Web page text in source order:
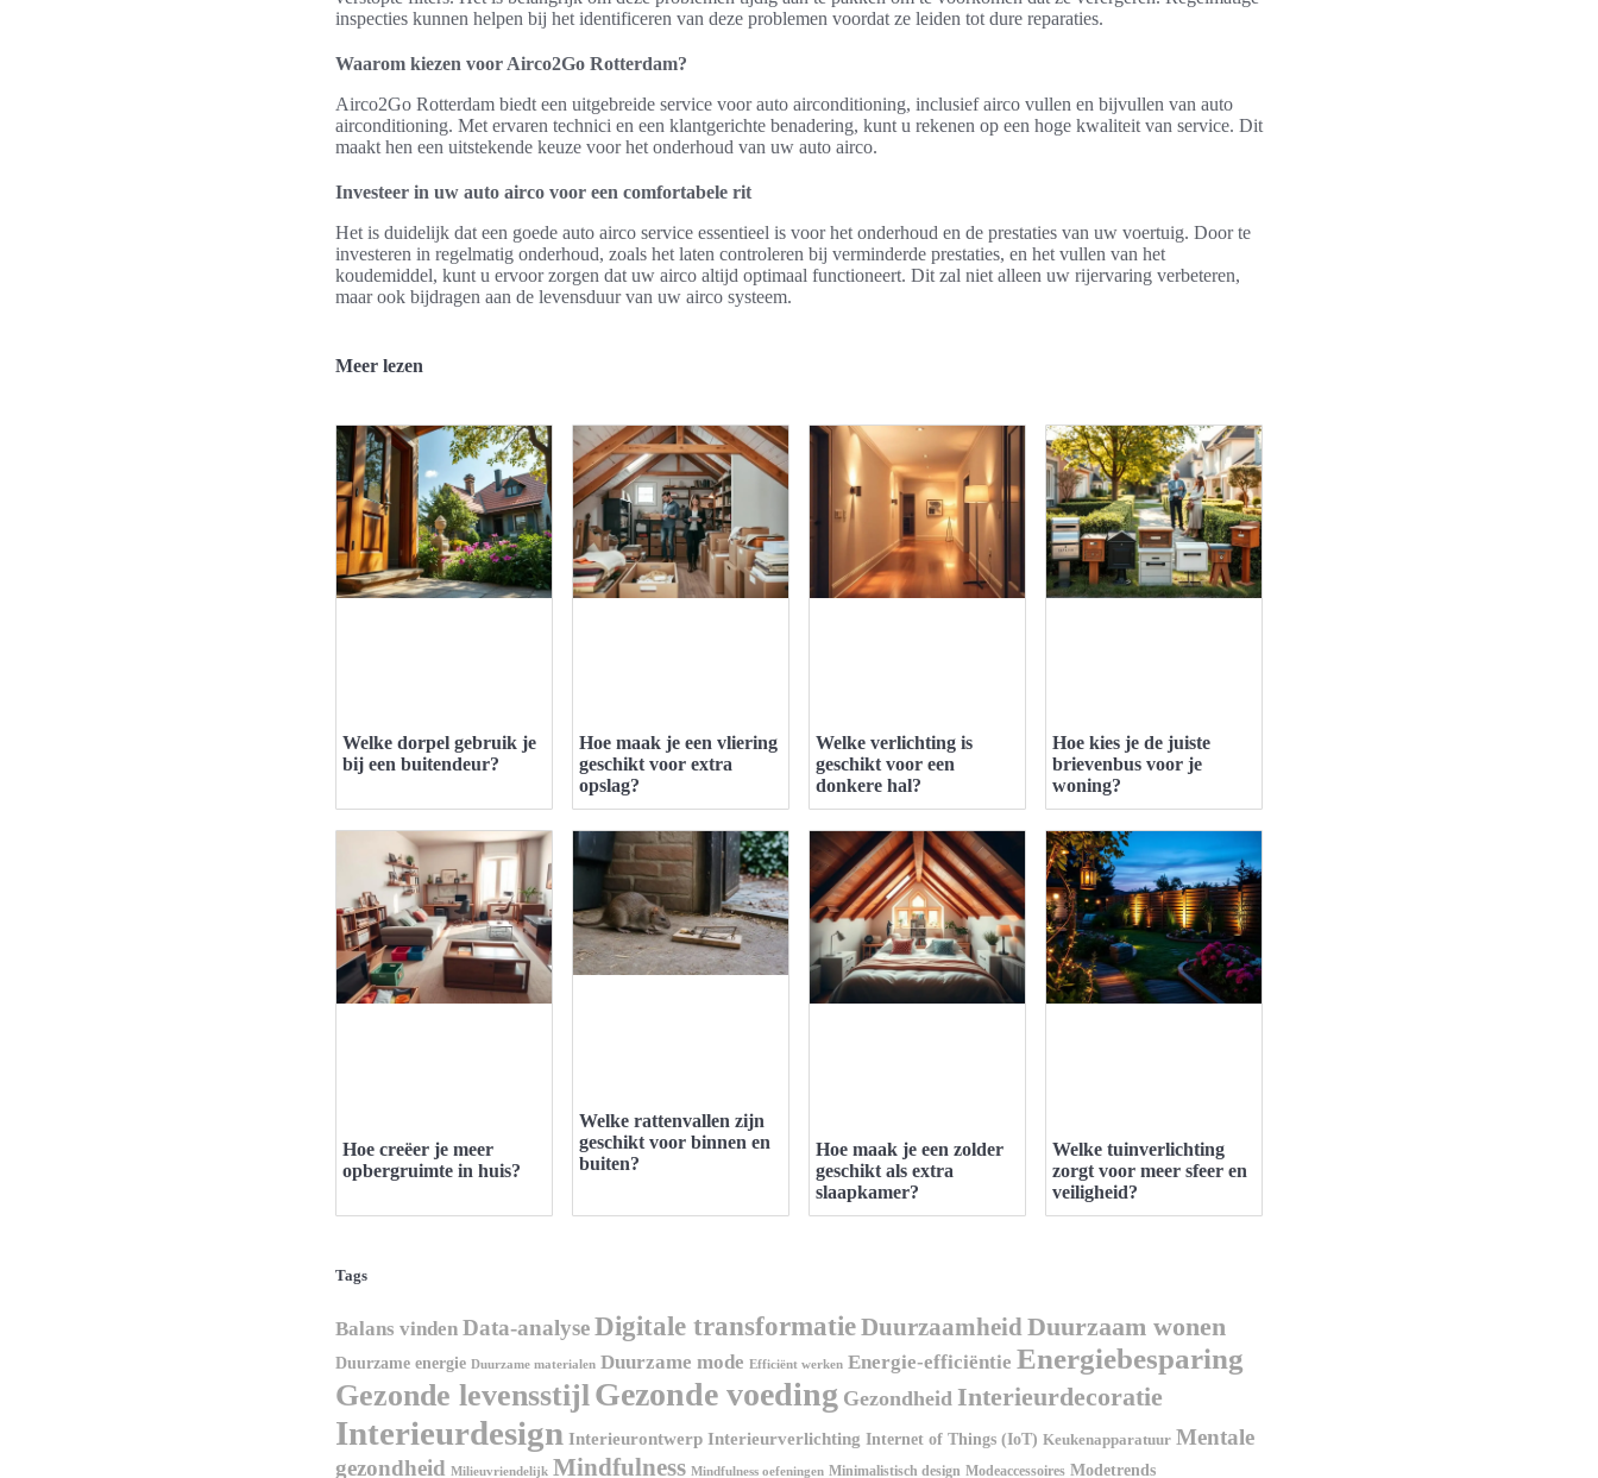
inspecties kunnen helpen bij het identificeren van deze problemen voordat ze leiden tot dure reparaties.
Waarom kiezen voor Airco2Go Rotterdam?
Airco2Go Rotterdam biedt een uitgebreide service voor auto airconditioning, inclusief airco vullen en bijvullen van auto
airconditioning. Met ervaren technici en een klantgerichte benadering, kunt u rekenen op een hoge kwaliteit van service. Dit
maakt hen een uitstekende keuze voor het onderhoud van uw auto airco.
Investeer in uw auto airco voor een comfortabele rit
Het is duidelijk dat een goede auto airco service essentieel is voor het onderhoud en de prestaties van uw voertuig. Door te
investeren in regelmatig onderhoud, zoals het laten controleren bij verminderde prestaties, en het vullen van het
koudemiddel, kunt u ervoor zorgen dat uw airco altijd optimaal functioneert. Dit zal niet alleen uw rijervaring verbeteren,
maar ook bijdragen aan de levensduur van uw airco systeem.
Meer lezen
Welke dorpel gebruik je
bij een buitendeur?
Hoe maak je een vliering
geschikt voor extra
opslag?
Welke verlichting is
geschikt voor een
donkere hal?
Hoe kies je de juiste
brievenbus voor je
woning?
Hoe creëer je meer
opbergruimte in huis?
Welke rattenvallen zijn
geschikt voor binnen en
buiten?
Hoe maak je een zolder
geschikt als extra
slaapkamer?
Welke tuinverlichting
zorgt voor meer sfeer en
veiligheid?
Tags
Balans vinden Data-analyseDigitale transformatieDuurzaamheidDuurzaam wonen
Duurzame energie Duurzame materialen Duurzame mode Efficiënt werken Energie-efficiëntie Energiebesparing
Gezonde levensstijlGezonde voeding Gezondheid Interieurdecoratie
Interieurdesign Interieurontwerp Interieurverlichting Internet of Things (IoT) Keukenapparatuur Mentale
gezondheid Milieuvriendelijk Mindfulness Mindfulness oefeningen Minimalistisch design Modeaccessoires Modetrends